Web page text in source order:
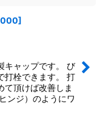
]
キャップです。 び
打栓できます。 打
て頂けば改善しま
ンジ）のようにワ